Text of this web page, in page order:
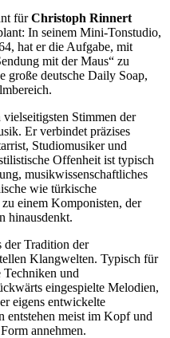
fürChristoph Rinnert
In seinem Mini-Tonstudio,
hat er die Aufgabe, mit
mit der Maus“ zu
große deutsche Daily Soap,
Stimmen der
Er verbindet präzises
Studiomusiker und
Offenheit ist typisch
musikwissenschaftliches
wie türkische
einem Komponisten, der
hinausdenkt.
der Tradition der
Klangwelten. Typisch für
und
eingespielte Melodien,
eigens entwickelte
entstehen meist im Kopf und
annehmen.